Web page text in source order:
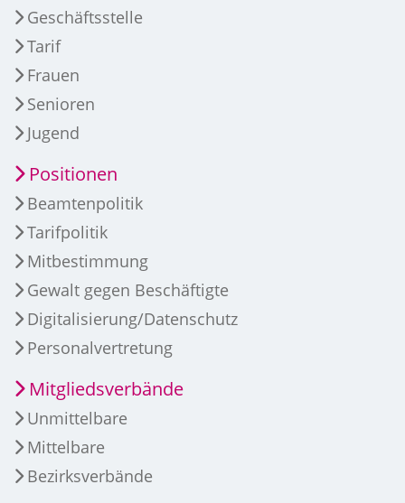
Geschäftsstelle
Tarif
Frauen
Senioren
Jugend
Positionen
Beamtenpolitik
Tarifpolitik
Mitbestimmung
Gewalt gegen Beschäftigte
Digitalisierung/Datenschutz
Personalvertretung
Mitgliedsverbände
Unmittelbare
Mittelbare
Bezirksverbände